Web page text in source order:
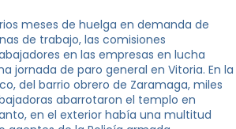
meses de huelga en demanda de
de trabajo, las comisiones
en las empresas en lucha
jornada de paro general en Vitoria. En la
del barrio obrero de Zaramaga, miles
abarrotaron el templo en
en el exterior había una multitud